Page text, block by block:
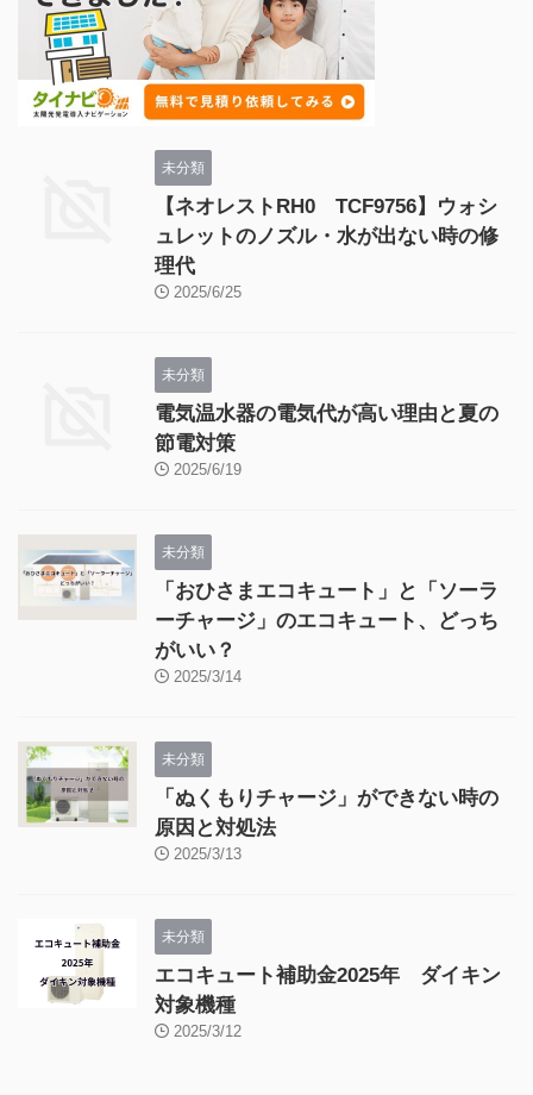
未分類
【ネオレストRH0 TCF9756】ウォシ
ュレットのノズル・水が出ない時の修
理代
2025/6/25
未分類
電気温水器の電気代が高い理由と夏の
節電対策
2025/6/19
未分類
「おひさまエコキュート」と「ソーラ
ーチャージ」のエコキュート、どっち
がいい？
2025/3/14
未分類
「ぬくもりチャージ」ができない時の
原因と対処法
2025/3/13
未分類
エコキュート補助金2025年 ダイキン
対象機種
2025/3/12